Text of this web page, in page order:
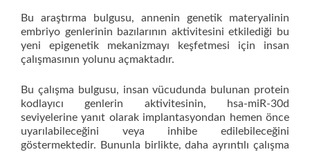
Bu araştırma bulgusu, annenin genetik materyalinin
embriyo genlerinin bazılarının aktivitesini etkilediği bu
yeni epigenetik mekanizmayı keşfetmesi için insan
çalışmasının yolunu açmaktadır.
Bu çalışma bulgusu, insan vücudunda bulunan protein
kodlayıcı genlerin aktivitesinin, hsa-miR-30d
seviyelerine yanıt olarak implantasyondan hemen önce
uyarılabileceğini veya inhibe edilebileceğini
göstermektedir. Bununla birlikte, daha ayrıntılı çalışma